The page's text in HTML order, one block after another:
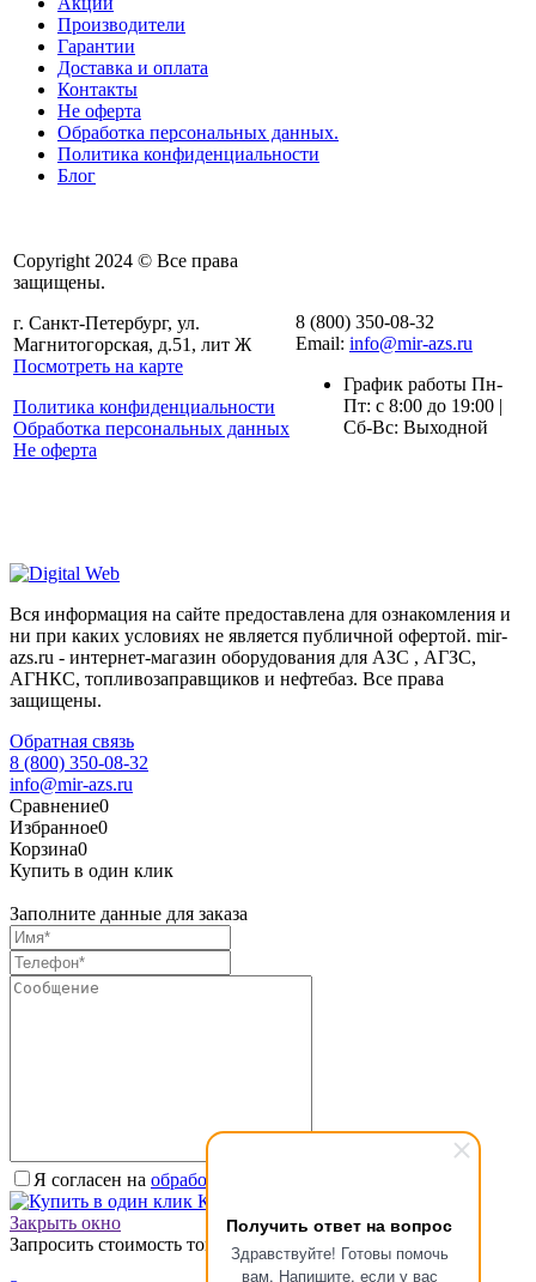
Получить ответ на вопрос
Здравствуйте! Готовы помочь
вам. Напишите, если у вас
Производители
Гарантии
Доставка и оплата
Контакты
Не оферта
Обработка персональных данных.
Политика конфиденциальности
Блог
Copyright 2024 © Все права
защищены.
г. Санкт-Петербург, ул.
Магнитогорская, д.51, лит Ж
Посмотреть на карте
Политика конфиденциальности
Обработка персональных данных
Не оферта
8 (800) 350-08-32
Email: info@mir-azs.ru
График работы Пн-
Пт: с 8:00 до 19:00 |
Сб-Вс: Выходной
Вся информация на сайте предоставлена для ознакомления и
ни при каких условиях не является публичной офертой. mir-
azs.ru - интернет-магазин оборудования для АЗС , АГЗС,
АГНКС, топливозаправщиков и нефтебаз. Все права
защищены.
Обратная связь
8 (800) 350-08-32
info@mir-azs.ru
Сравнение0
Избранное0
Корзина0
Купить в один клик
Заполните данные для заказа
Я согласен на обработку персональных данных.
Купить в один клик
Закрыть окно
Запросить стоимость товара